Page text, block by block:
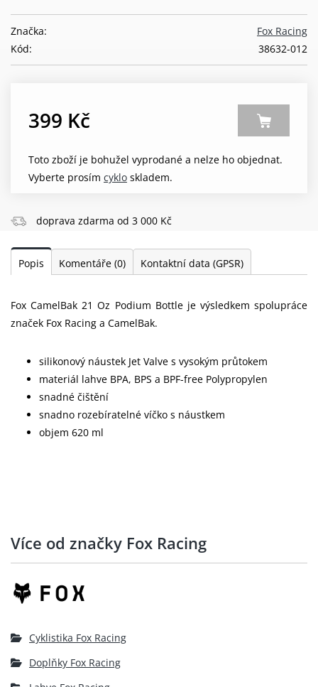
Fox Racing
Značka:
38632-012
Kód:
399 Kč
Toto zboží je bohužel vyprodané a nelze ho objednat.
Vyberte prosím cyklo skladem.
doprava zdarma od 3 000 Kč
Popis Komentáře (0) Kontaktní data (GPSR)
Fox CamelBak 21 Oz Podium Bottle je výsledkem spolupráce
značek Fox Racing a CamelBak.
silikonový náustek Jet Valve s vysokým průtokem
materiál lahve BPA, BPS a BPF-free Polypropylen
snadné čištění
snadno rozebíratelné víčko s náustkem
objem 620 ml
Více od značky Fox Racing
Cyklistika Fox Racing
Doplňky Fox Racing